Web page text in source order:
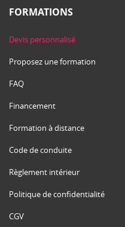
FORMATIONS
Devis personnalisé
Proposez une formation
FAQ
Financement
Formation à distance
Code de conduite
Règlement intérieur
Politique de confidentialité
CGV